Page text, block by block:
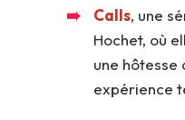
Calls, une
Hochet, où
une hôtesse
expérience